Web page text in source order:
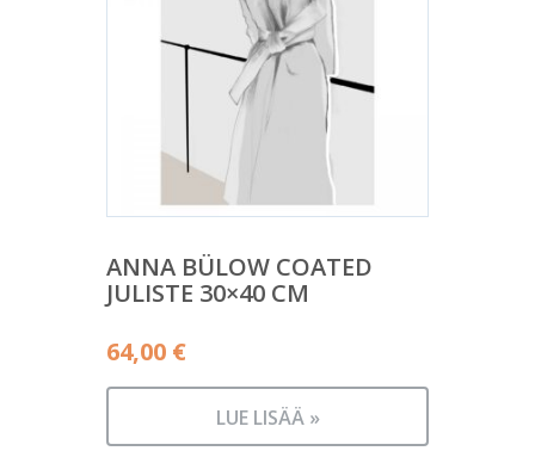
ANNA BÜLOW COATED
JULISTE 30×40 CM
64,00 €
LUE LISÄÄ »